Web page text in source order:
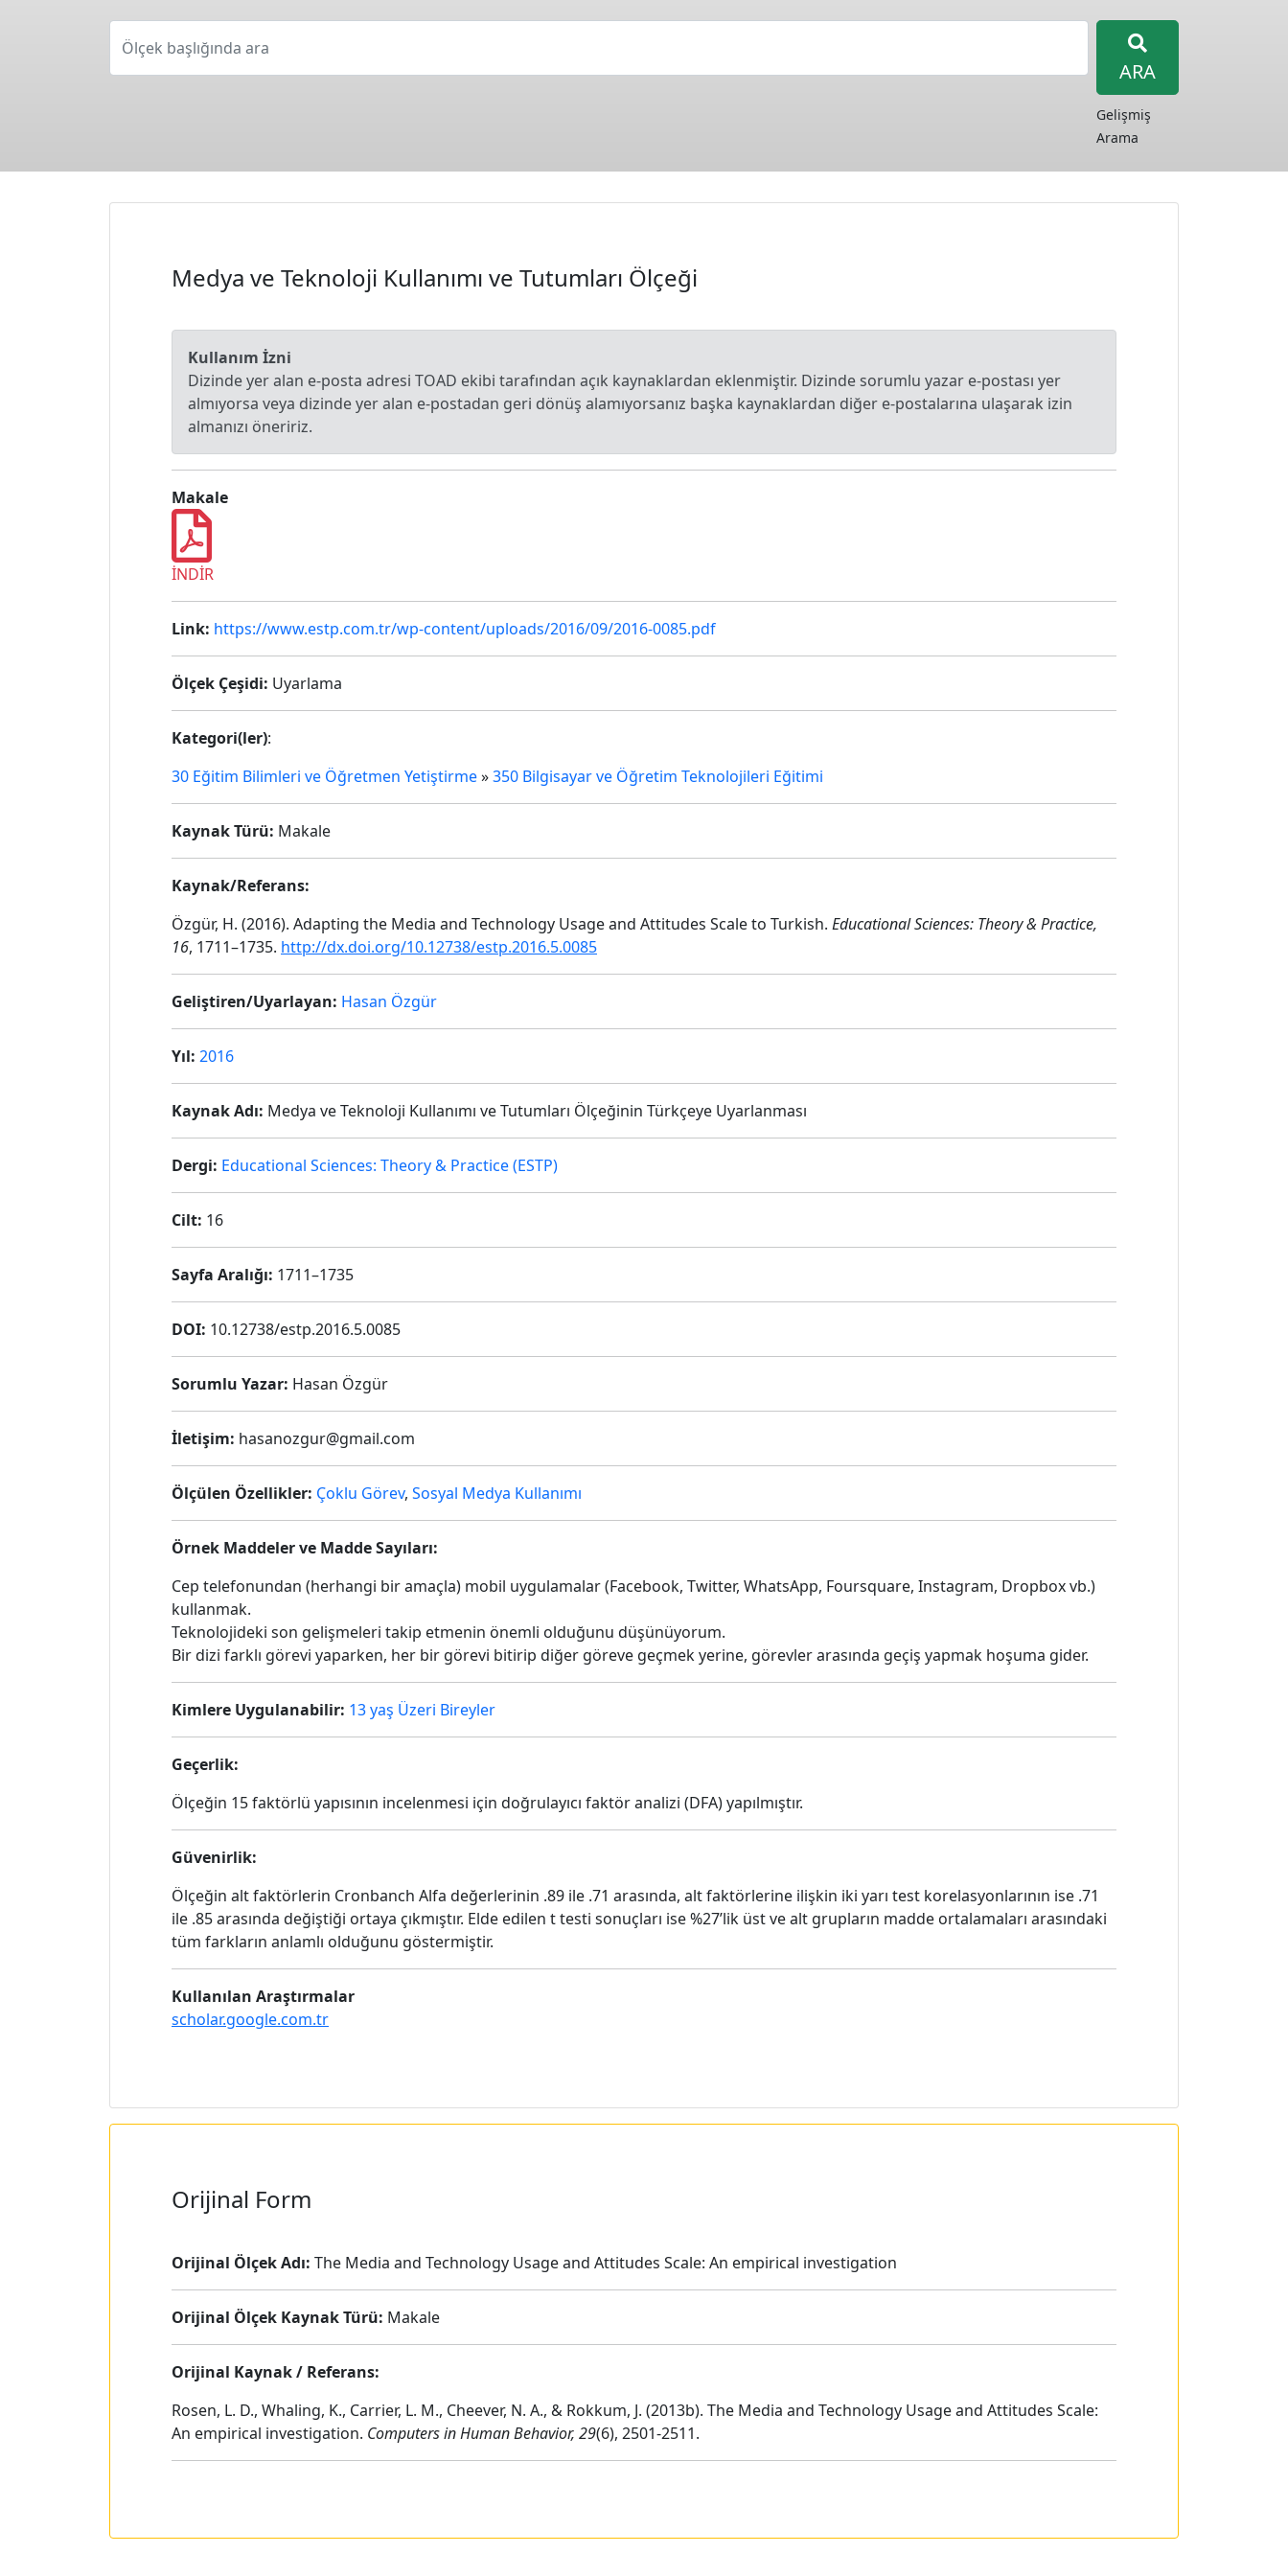
Ölçek başlığında ara
ARA
Gelişmiş
Arama
Medya ve Teknoloji Kullanımı ve Tutumları Ölçeği
Kullanım İzni
Dizinde yer alan e-posta adresi TOAD ekibi tarafından açık kaynaklardan eklenmiştir. Dizinde sorumlu yazar e-postası yer
almıyorsa veya dizinde yer alan e-postadan geri dönüş alamıyorsanız başka kaynaklardan diğer e-postalarına ulaşarak izin
almanızı öneririz.
Makale
İNDİR
Link: https://www.estp.com.tr/wp-content/uploads/2016/09/2016-0085.pdf
Ölçek Çeşidi: Uyarlama
Kategori(ler):
30 Eğitim Bilimleri ve Öğretmen Yetiştirme»350 Bilgisayar ve Öğretim Teknolojileri Eğitimi
Kaynak Türü: Makale
Kaynak/Referans:
Özgür, H. (2016). Adapting the Media and Technology Usage and Attitudes Scale to Turkish. Educational Sciences: Theory & Practice,
16, 1711–1735. http://dx.doi.org/10.12738/estp.2016.5.0085
Geliştiren/Uyarlayan: Hasan Özgür
Yıl: 2016
Kaynak Adı: Medya ve Teknoloji Kullanımı ve Tutumları Ölçeğinin Türkçeye Uyarlanması
Dergi: Educational Sciences: Theory & Practice (ESTP)
Cilt: 16
Sayfa Aralığı: 1711–1735
DOI: 10.12738/estp.2016.5.0085
Sorumlu Yazar: Hasan Özgür
İletişim: hasanozgur@gmail.com
Ölçülen Özellikler: Çoklu Görev, Sosyal Medya Kullanımı
Örnek Maddeler ve Madde Sayıları:
Cep telefonundan (herhangi bir amaçla) mobil uygulamalar (Facebook, Twitter, WhatsApp, Foursquare, Instagram, Dropbox vb.)
kullanmak.
Teknolojideki son gelişmeleri takip etmenin önemli olduğunu düşünüyorum.
Bir dizi farklı görevi yaparken, her bir görevi bitirip diğer göreve geçmek yerine, görevler arasında geçiş yapmak hoşuma gider.
Kimlere Uygulanabilir: 13 yaş Üzeri Bireyler
Geçerlik:
Ölçeğin 15 faktörlü yapısının incelenmesi için doğrulayıcı faktör analizi (DFA) yapılmıştır.
Güvenirlik:
Ölçeğin alt faktörlerin Cronbanch Alfa değerlerinin .89 ile .71 arasında, alt faktörlerine ilişkin iki yarı test korelasyonlarının ise .71
ile .85 arasında değiştiği ortaya çıkmıştır. Elde edilen t testi sonuçları ise %27’lik üst ve alt grupların madde ortalamaları arasındaki
tüm farkların anlamlı olduğunu göstermiştir.
Kullanılan Araştırmalar
scholar.google.com.tr
Orijinal Form
Orijinal Ölçek Adı: The Media and Technology Usage and Attitudes Scale: An empirical investigation
Orijinal Ölçek Kaynak Türü: Makale
Orijinal Kaynak / Referans:
Rosen, L. D., Whaling, K., Carrier, L. M., Cheever, N. A., & Rokkum, J. (2013b). The Media and Technology Usage and Attitudes Scale:
An empirical investigation. Computers in Human Behavior, 29(6), 2501-2511.